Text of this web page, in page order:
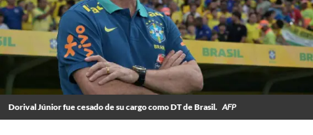
Dorival Júnior fue cesado de su cargo como DT de Brasil. AFP